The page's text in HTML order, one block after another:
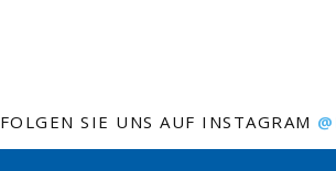
FOLGEN SIE UNS AUF INSTAGRAM